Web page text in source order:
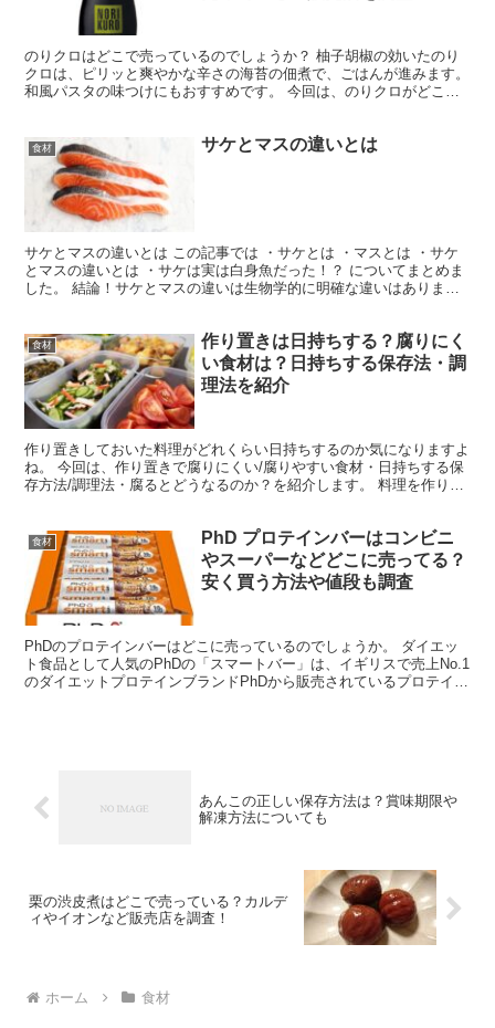
のりクロはどこで売っているのでしょうか？ 柚子胡椒の効いたのり
クロは、ピリッと爽やかな辛さの海苔の佃煮で、ごはんが進みます。
和風パスタの味つけにもおすすめです。 今回は、のりクロがどこで
食材 サケとマスの違いとは
サケとマスの違いとは この記事では ・サケとは ・マスとは ・サケ
とマスの違いとは ・サケは実は白身魚だった！？ についてまとめま
した。 結論！サケとマスの違いは生物学的に明確な違いはありませ
食材
作り置きは日持ちする？腐りにく
い食材は？日持ちする保存法・調
理法を紹介
作り置きしておいた料理がどれくらい日持ちするのか気になりますよ
ね。 今回は、作り置きで腐りにくい/腐りやすい食材・日持ちする保
存方法/調理法・腐るとどうなるのか？を紹介します。 料理を作り置
食材
PhD プロテインバーはコンビニ
やスーパーなどどこに売ってる？
安く買う方法や値段も調査
PhDのプロテインバーはどこに売っているのでしょうか。 ダイエッ
ト食品として人気のPhDの「スマートバー」は、イギリスで売上No.1
のダイエットプロテインブランドPhDから販売されているプロテイン
あんこの正しい保存方法は？賞味期限や
解凍方法についても
栗の渋皮煮はどこで売っている？カルデ
ィやイオンなど販売店を調査！
ホーム 食材